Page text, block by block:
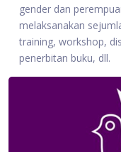
gender dan
melaksanakan
training, workshop,
penerbitan buku, dll.